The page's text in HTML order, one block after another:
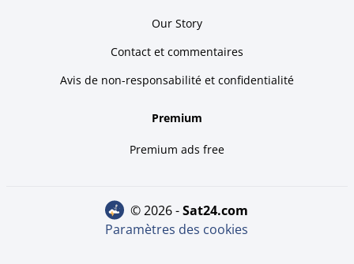
Our Story
Contact et commentaires
Avis de non-responsabilité et confidentialité
Premium
Premium ads free
© 2026 - sat24.com
Paramètres des cookies